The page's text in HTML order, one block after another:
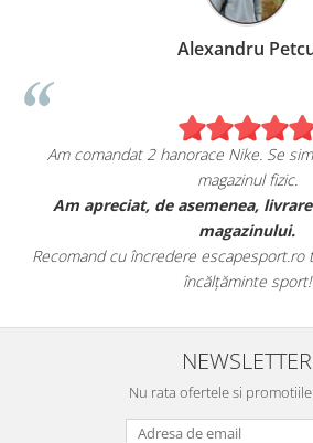
Alexandru
Am comandat 2 hanorace Nike. Se
magazinul fizic.
Am apreciat, de asemenea,
magazinului.
Recomand cu încredere
încălțăminte sport!
NEWSLETTER
Nu rata ofertele si